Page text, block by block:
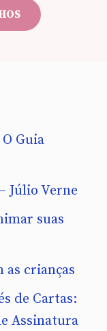
Guia
Júlio Verne
suas
as crianças
de Cartas:
Assinatura